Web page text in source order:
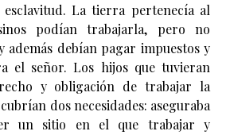
esclavitud. La tierra pertenecía al
podían trabajarla, pero no
además debían pagar impuestos y
el señor. Los hijos que tuvieran
y obligación de trabajar la
dos necesidades: aseguraba
un sitio en el que trabajar y